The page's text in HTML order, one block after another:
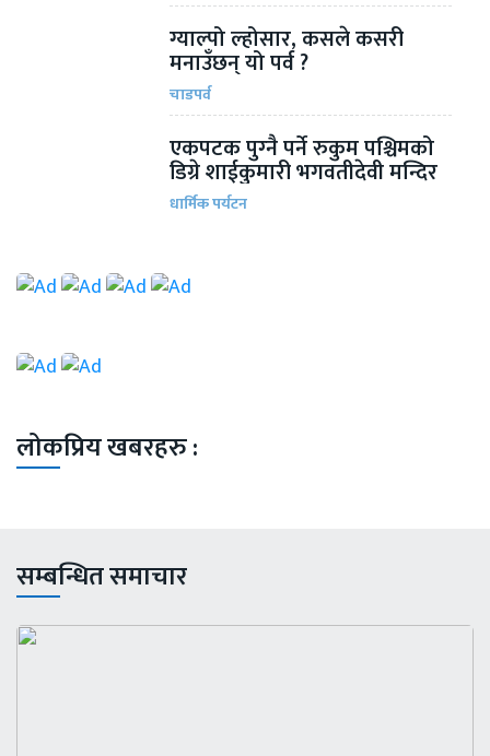
ग्याल्पो ल्होसार, कसले कसरी
मनाउँछन् यो पर्व ?
चाडपर्व
एकपटक पुग्‍नै पर्ने रुकुम पश्चिमको
डिग्रे शाईकुमारी भगवतीदेवी मन्दिर
धार्मिक पर्यटन
लोकप्रिय खबरहरु :
सम्बन्धित समाचार